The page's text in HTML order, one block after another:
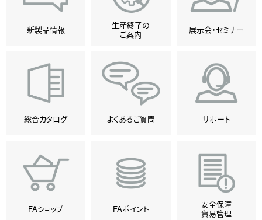
新製品情報
生産終了の
ご案内
展示会・セミナー
総合カタログ よくあるご質問 サポート
FAショップ FAポイント
安全保障
貿易管理